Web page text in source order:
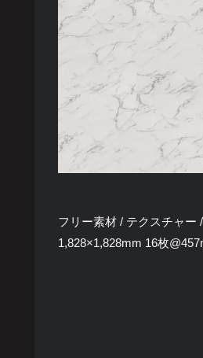
フリー素材 / テクスチャー
1,828×1,828mm 16枚